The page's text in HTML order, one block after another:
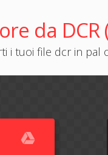
da DCR
i tuoi file dcr in pal